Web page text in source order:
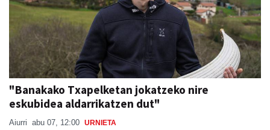
"Banakako Txapelketan jokatzeko nire
eskubidea aldarrikatzen dut"
Aiurri abu 07, 12:00 URNIETA